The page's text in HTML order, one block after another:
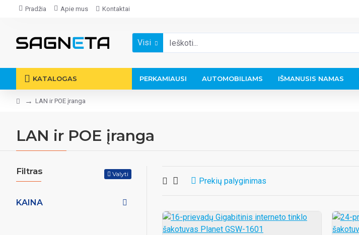
Pradžia Apie mus Kontaktai
Visi
KATALOGAS PERKAMIAUSI AUTOMOBILIAMS IŠMANUSIS NAMAS
LAN ir POE įranga
LAN ir POE įranga
Filtras Valyti
KAINA
Prekių palyginimas